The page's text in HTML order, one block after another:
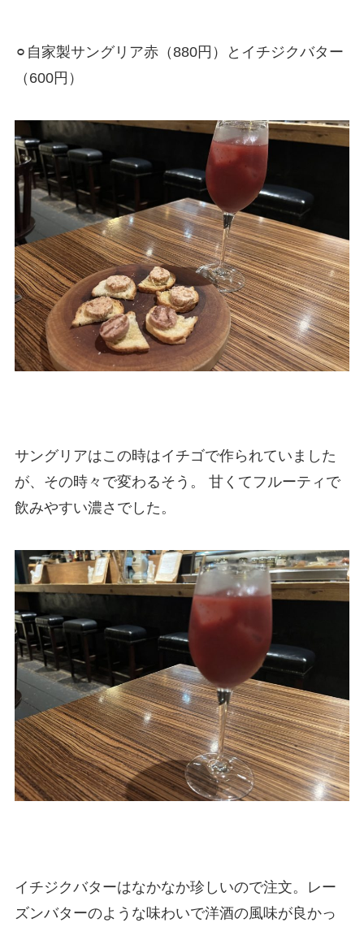
⚪︎自家製サングリア赤（880円）とイチジクバター
（600円）
サングリアはこの時はイチゴで作られていました
が、その時々で変わるそう。 甘くてフルーティで
飲みやすい濃さでした。
イチジクバターはなかなか珍しいので注文。レー
ズンバターのような味わいで洋酒の風味が良かっ